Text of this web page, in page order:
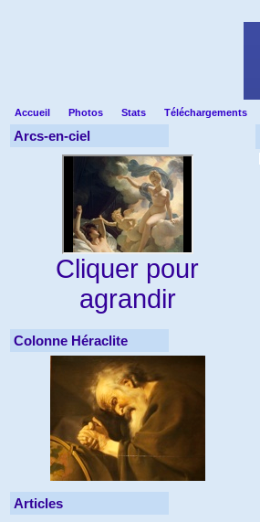
Accueil Photos Stats Téléchargements
Arcs-en-ciel
Cliquer pour
agrandir
Colonne Héraclite
Articles